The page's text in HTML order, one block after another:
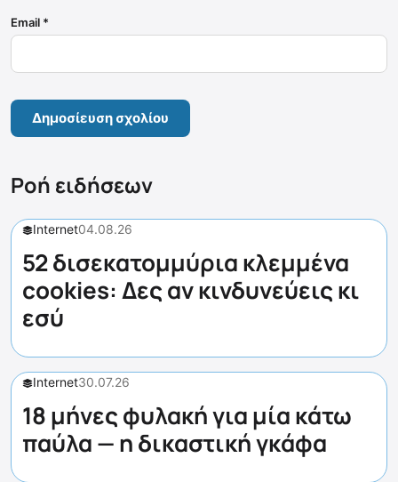
Email *
Ροή ειδήσεων
Internet04.08.26
52 δισεκατομμύρια κλεμμένα
cookies: Δες αν κινδυνεύεις κι
εσύ
Internet30.07.26
18 μήνες φυλακή για μία κάτω
παύλα — η δικαστική γκάφα